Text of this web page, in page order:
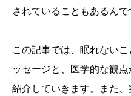
されていることもあるんで
この記事では、眠れない
ッセージと、医学的な観
紹介していきます。また